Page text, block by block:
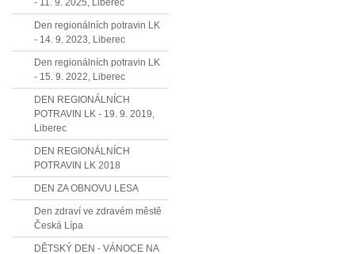
- 11. 9. 2025, Liberec
Den regionálních potravin LK
- 14. 9. 2023, Liberec
Den regionálních potravin LK
- 15. 9. 2022, Liberec
DEN REGIONÁLNÍCH
POTRAVIN LK - 19. 9. 2019,
Liberec
DEN REGIONÁLNÍCH
POTRAVIN LK 2018
DEN ZA OBNOVU LESA
Den zdraví ve zdravém městě
Česká Lípa
DĚTSKÝ DEN - VÁNOCE NA